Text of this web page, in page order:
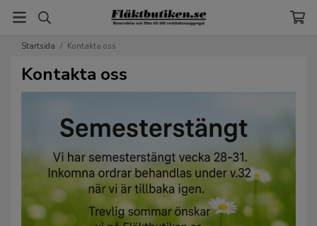
Startsida / Kontakta oss
Kontakta oss